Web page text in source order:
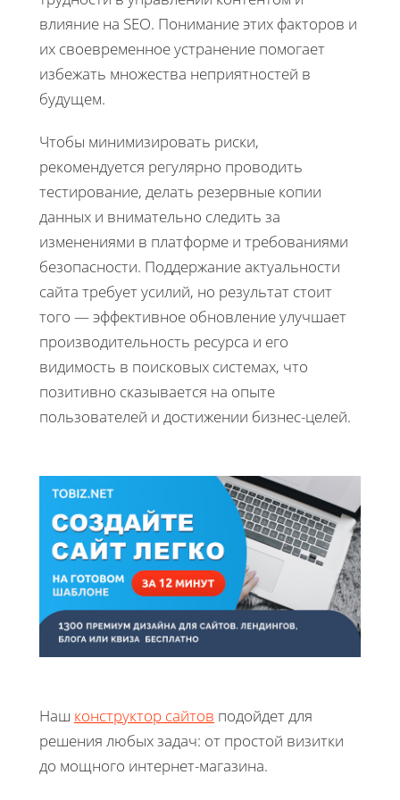
влияние на SEO. Понимание этих факторов и
их своевременное устранение помогает
избежать множества неприятностей в
будущем.
Чтобы минимизировать риски,
рекомендуется регулярно проводить
тестирование, делать резервные копии
данных и внимательно следить за
изменениями в платформе и требованиями
безопасности. Поддержание актуальности
сайта требует усилий, но результат стоит
того — эффективное обновление улучшает
производительность ресурса и его
видимость в поисковых системах, что
позитивно сказывается на опыте
пользователей и достижении бизнес-целей.
Наш конструктор сайтов подойдет для
решения любых задач: от простой визитки
до мощного интернет-магазина.